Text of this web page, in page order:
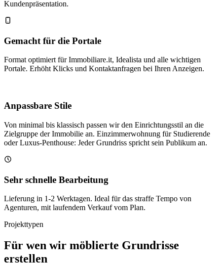
Kundenpräsentation.
Gemacht für die Portale
Format optimiert für Immobiliare.it, Idealista und alle wichtigen
Portale. Erhöht Klicks und Kontaktanfragen bei Ihren Anzeigen.
Anpassbare Stile
Von minimal bis klassisch passen wir den Einrichtungsstil an die
Zielgruppe der Immobilie an. Einzimmerwohnung für Studierende
oder Luxus-Penthouse: Jeder Grundriss spricht sein Publikum an.
Sehr schnelle Bearbeitung
Lieferung in 1-2 Werktagen. Ideal für das straffe Tempo von
Agenturen, mit laufendem Verkauf vom Plan.
Projekttypen
Für wen wir möblierte Grundrisse
erstellen